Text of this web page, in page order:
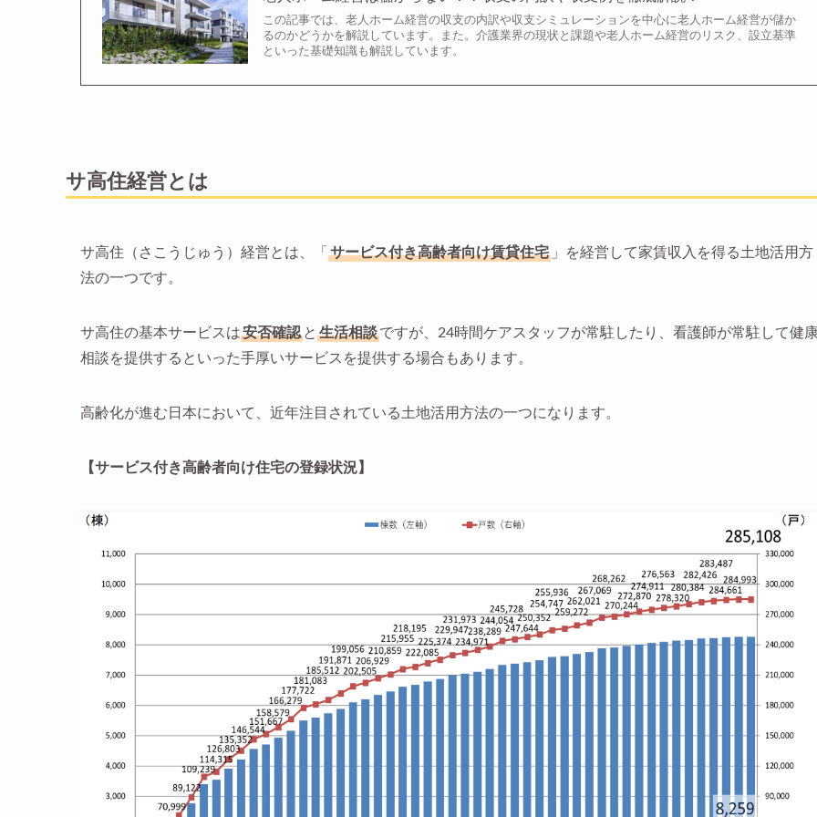
この記事では、老人ホーム経営の収支の内訳や収支シミュレーションを中心に老人ホーム経営が儲か
るのかどうかを解説しています。また。介護業界の現状と課題や老人ホーム経営のリスク、設立基準
といった基礎知識も解説しています。
サ高住経営とは
サ高住（さこうじゅう）経営とは、「 サービス付き高齢者向け賃貸住宅 」を経営して家賃収入を得る土地活用方
法の一つです。
サ高住の基本サービスは安否確認 と 生活相談ですが、24時間ケアスタッフが常駐したり、看護師が常駐して健
相談を提供するといった手厚いサービスを提供する場合もあります。
高齢化が進む日本において、近年注目されている土地活用方法の一つになります。
【サービス付き高齢者向け住宅の登録状況】